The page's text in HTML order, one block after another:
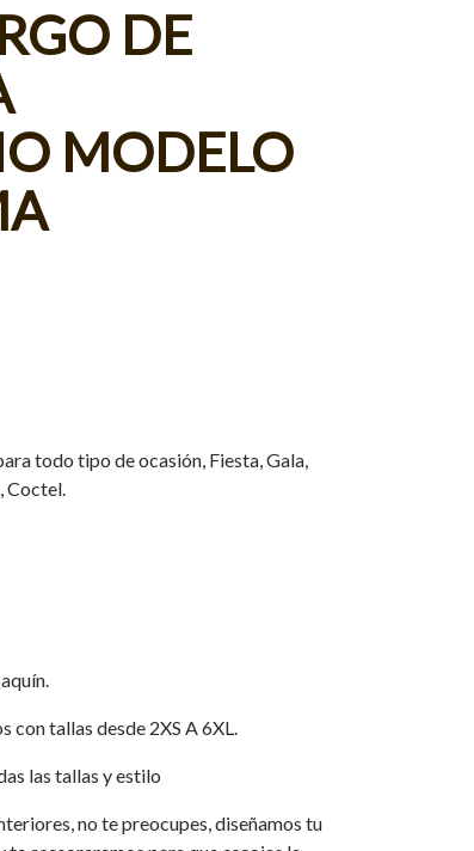
DE
MODELO
todo tipo de ocasión, Fiesta, Gala,
Coctel.
tallas desde 2XS A 6XL.
las tallas y estilo
no te preocupes, diseñamos tu